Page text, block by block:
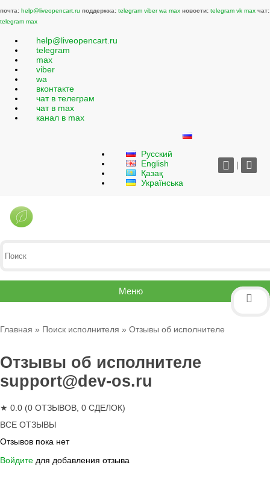
почта: help@liveopencart.ru поддержка: telegram viber wa max новости: telegram vk max чат:
telegram max
help@liveopencart.ru
telegram
max
viber
wa
вконтакте
чат в телеграм
чат в max
канал в max
Русский
English
Қазақ
Українська
|
Меню
Главная » Поиск исполнителя » Отзывы об исполнителе
Отзывы об исполнителе
support@dev-os.ru
★ 0.0 (0 ОТЗЫВОВ, 0 СДЕЛОК)
ВСЕ ОТЗЫВЫ
Отзывов пока нет
Войдите для добавления отзыва